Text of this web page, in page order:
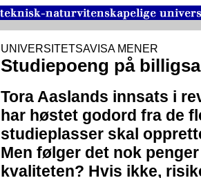
UNIVERSITETSAVISA MENER
Studiepoeng på
Tora Aaslands innsats i
har høstet godord fra de
studieplasser skal
Men følger det nok
kvaliteten? Hvis ikke,